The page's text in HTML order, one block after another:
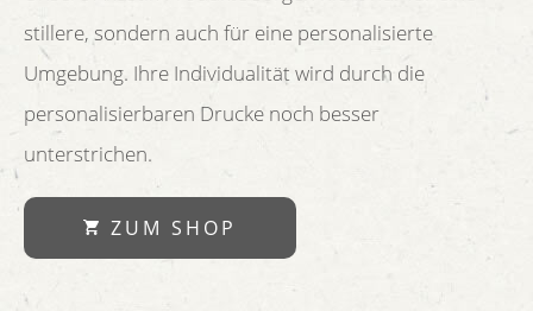
stillere, sondern auch für eine personalisierte
Umgebung. Ihre Individualität wird durch die
personalisierbaren Drucke noch besser
unterstrichen.
ZUM SHOP